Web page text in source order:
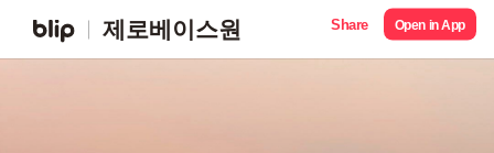
제로베이스원 Share Open in App